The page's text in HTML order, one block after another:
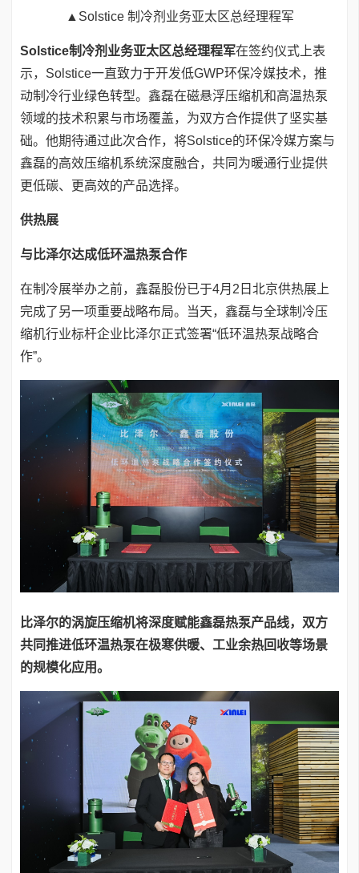
▲Solstice 制冷剂业务亚太区总经理程军
Solstice制冷剂业务亚太区总经理程军在签约仪式上表
示，Solstice一直致力于开发低GWP环保冷媒技术，推
动制冷行业绿色转型。鑫磊在磁悬浮压缩机和高温热泵
领域的技术积累与市场覆盖，为双方合作提供了坚实基
础。他期待通过此次合作，将Solstice的环保冷媒方案与
鑫磊的高效压缩机系统深度融合，共同为暖通行业提供
更低碳、更高效的产品选择。
供热展
与比泽尔达成低环温热泵合作
在制冷展举办之前，鑫磊股份已于4月2日北京供热展上
完成了另一项重要战略布局。当天，鑫磊与全球制冷压
缩机行业标杆企业比泽尔正式签署“低环温热泵战略合
作”。
比泽尔的涡旋压缩机将深度赋能鑫磊热泵产品线，双方
共同推进低环温热泵在极寒供暖、工业余热回收等场景
的规模化应用。